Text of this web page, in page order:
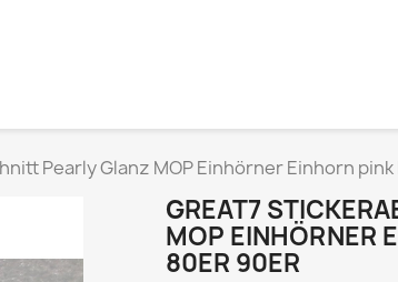
Pearly Glanz MOP Einhörner Einhorn
GREAT7
MOP EINHÖRNER
80ER 90ER